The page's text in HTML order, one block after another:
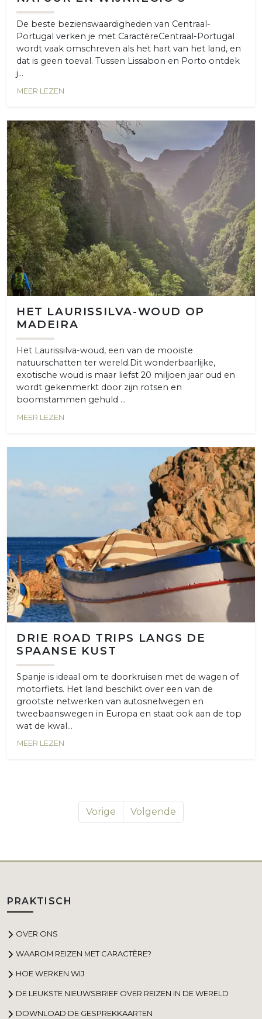
De beste bezienswaardigheden van Centraal-
Portugal verken je met CaractèreCentraal-Portugal
wordt vaak omschreven als het hart van het land, en
dat is geen toeval. Tussen Lissabon en Porto ontdek
j...
MEER LEZEN
HET LAURISSILVA-WOUD OP
MADEIRA
Het Laurissilva-woud, een van de mooiste
natuurschatten ter wereld.Dit wonderbaarlijke,
exotische woud is maar liefst 20 miljoen jaar oud en
wordt gekenmerkt door zijn rotsen en
boomstammen gehuld ...
MEER LEZEN
DRIE ROAD TRIPS LANGS DE
SPAANSE KUST
Spanje is ideaal om te doorkruisen met de wagen of
motorfiets. Het land beschikt over een van de
grootste netwerken van autosnelwegen en
tweebaanswegen in Europa en staat ook aan de top
wat de kwal...
MEER LEZEN
Vorige Volgende
PRAKTISCH
OVER ONS
WAAROM REIZEN MET CARACTÈRE?
HOE WERKEN WIJ
DE LEUKSTE NIEUWSBRIEF OVER REIZEN IN DE WERELD
DOWNLOAD DE GESPREKKAARTEN